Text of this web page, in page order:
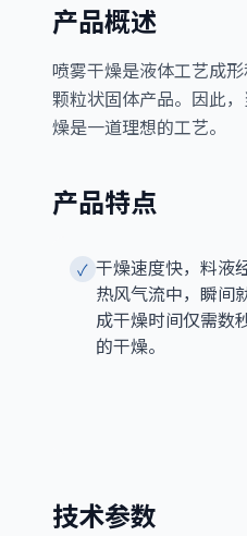
产品概述
喷雾干燥是液体工艺成
颗粒状固体产品。因此
燥是一道理想的工艺。
产品特点
✓ 干燥速度快，料液
热风气流中，瞬间
成干燥时间仅需数
的干燥。
技术参数